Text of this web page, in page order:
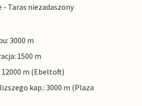
- Taras niezadaszony
3000 m
1500 m
m (Ebeltoft)
kap.: 3000 m (Plaza